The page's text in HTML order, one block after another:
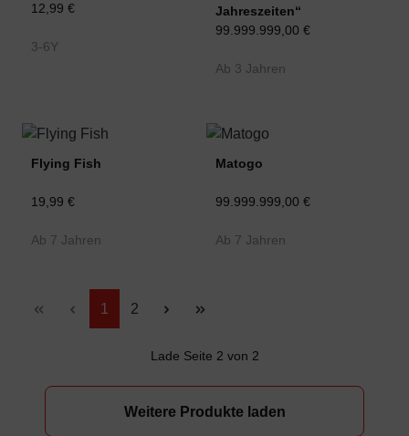
12,99 €
3-6Y
Jahreszeiten“
99.999.999,00 €
Ab 3 Jahren
Flying Fish
19,99 €
Ab 7 Jahren
Matogo
99.999.999,00 €
Ab 7 Jahren
Seite
1 Seite
2
Weitere Produkte laden
Lade Seite 2 von 2